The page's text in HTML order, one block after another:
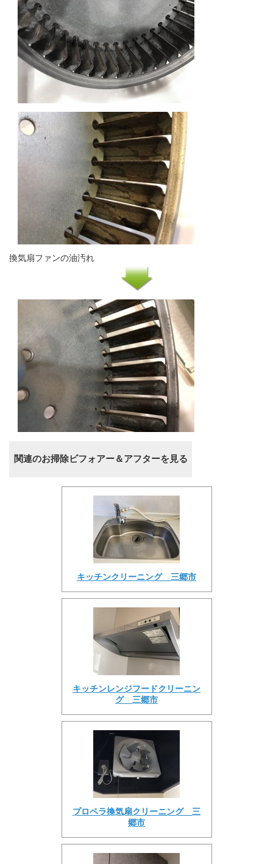
換気扇ファンの油汚れ
関連のお掃除ビフォアー＆アフターを見る
キッチンクリーニング 三郷市
キッチンレンジフードクリーニン
グ 三郷市
プロペラ換気扇クリーニング 三
郷市